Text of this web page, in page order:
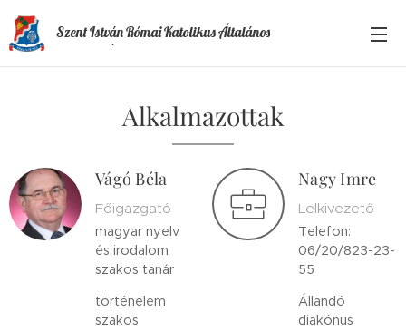
Szent István Római Katolikus Általános
Alkalmazottak
Vágó Béla
Főigazgató
magyar nyelv
és irodalom
szakos tanár
történelem
szakos
Nagy Imre
Lelkivezető
Telefon:
06/20/823-23-
55
Állandó
diakónus